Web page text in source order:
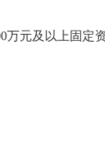
万元及 以上 固定